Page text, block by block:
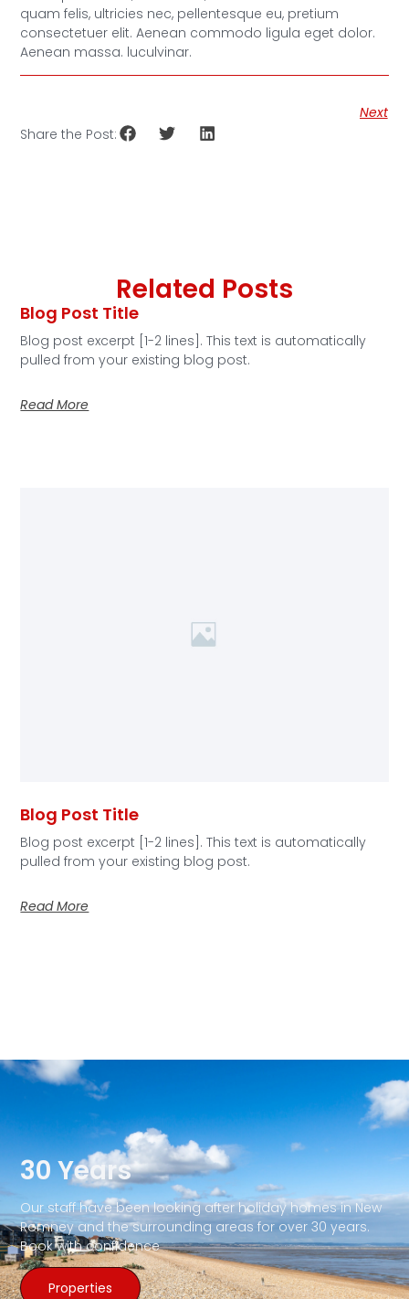
quam felis, ultricies nec, pellentesque eu, pretium
consectetuer elit. Aenean commodo ligula eget dolor.
Aenean massa. luculvinar.
Next
Share the Post:
Related Posts
Blog Post Title
Blog post excerpt [1-2 lines]. This text is automatically
pulled from your existing blog post.
Read More
Blog Post Title
Blog post excerpt [1-2 lines]. This text is automatically
pulled from your existing blog post.
Read More
30 Years
Our staff have been looking after holiday homes in New
Romney and the surrounding areas for over 30 years.
Book with confidence
Properties